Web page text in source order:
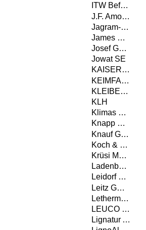
ITW Befestigungssysteme GmbH
J.F. Amonn Srl - Die Abteilung Color
Jagram-Pro S.A.
James Hardie Europe GmbH
Josef Günthner GmbH & Co.KG
Jowat SE
KAISER GmbH & Co. KG
KEIMFARBEN AG
KLEIBERIT SE & Co. KG
KLH
Klimas Wkręt-met
Knapp GmbH
Knauf Gips KG
Koch & Schulte GmbH & Co. KG
Krüsi Maschinenbau AG
Ladenburger GmbH
Leidorf GmbH
Leitz GmbH & Co. KG
Lethermo GmbH
LEUCO Ledermann GmbH & Co. KG
Lignatur AG